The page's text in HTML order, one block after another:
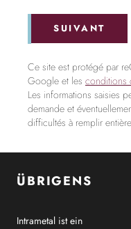
SUIVANT
Ce site est protégé par
Google et les conditions
Les informations saisies
demande et
difficultés à remplir
ÜBRIGENS
Intrametal ist ein